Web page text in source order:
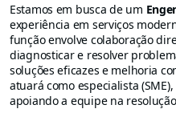
Estamos em busca de um
experiência em serviços
função envolve colaboração
diagnosticar e resolver
soluções eficazes e melhoria
atuará como especialista
apoiando a equipe na